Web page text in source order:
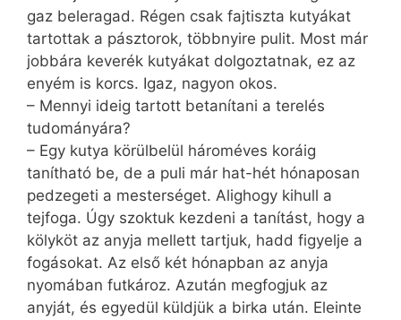
gaz beleragad. Régen csak fajtiszta kutyákat
tartottak a pásztorok, többnyire pulit. Most már
jobbára keverék kutyákat dolgoztatnak, ez az
enyém is korcs. Igaz, nagyon okos.
– Mennyi ideig tartott betanítani a terelés
tudományára?
– Egy kutya körülbelül hároméves koráig
tanítható be, de a puli már hat-hét hónaposan
pedzegeti a mesterséget. Alighogy kihull a
tejfoga. Úgy szoktuk kezdeni a tanítást, hogy a
kölyköt az anyja mellett tartjuk, hadd figyelje a
fogásokat. Az első két hónapban az anyja
nyomában futkároz. Azután megfogjuk az
anyját, és egyedül küldjük a birka után. Eleinte